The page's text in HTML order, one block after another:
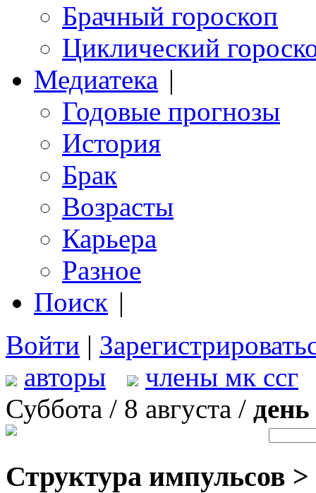
Брачный гороскоп
Циклический
Медиатека |
Годовые прогнозы
История
Брак
Возрасты
Карьера
Разное
Поиск |
Войти |
авторы
члены мк ссг
Суббота / 8 августа /
Структура импульсов >